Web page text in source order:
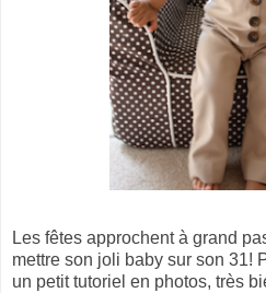
Les fêtes approchent à grand
mettre son joli baby sur son 31!
un petit tutoriel en photos, très